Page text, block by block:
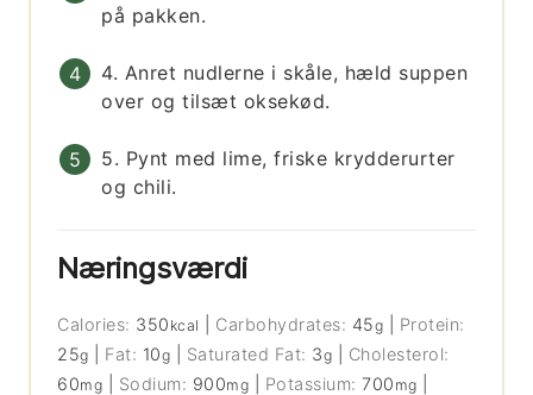
på pakken.
4. Anret nudlerne i skåle, hæld suppen
over og tilsæt oksekød.
5. Pynt med lime, friske krydderurter
og chili.
Næringsværdi
Calories: 350 kcal Carbohydrates: 45g
Protein:
25g Fat: 10g Saturated Fat: 3g
Cholesterol:
60mg Sodium: 900mg Potassium:700 mg